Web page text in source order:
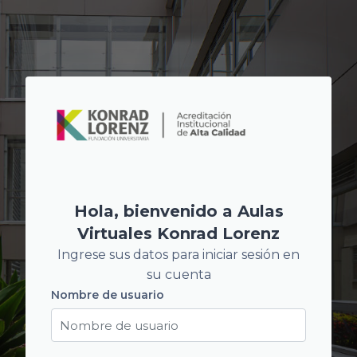
Hola, bienvenido a Aulas
Virtuales Konrad Lorenz
Ingrese sus datos para iniciar sesión en
su cuenta
Nombre de usuario
Nombre de usuario